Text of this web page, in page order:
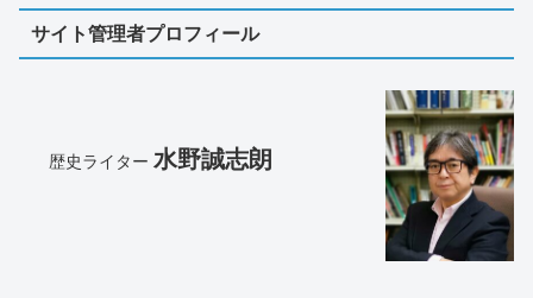
サイト管理者プロフィール
歴史ライター 水野誠志朗